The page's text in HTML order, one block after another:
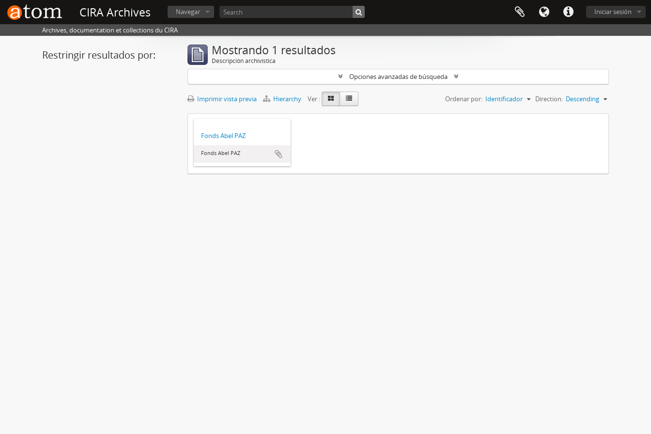
CIRA Archives Iniciar sesión
Navegar
Archives, documentation et collections du CIRA
Restringir resultados por: Mostrando 1 resultados
Descripción archivística
Opciones avanzadas de búsqueda
Imprimir vista previa Hierarchy Ver : Ordenar por: Identificador Direction: Descending
Fonds Abel PAZ
Fonds Abel PAZ